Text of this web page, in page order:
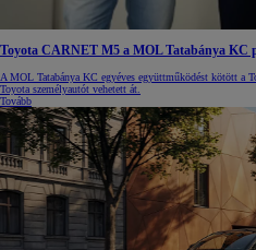
Toyota CARNET M5 a MOL Tatabánya KC
A MOL Tatabánya KC egyéves együttműködést kötött a
Toyota személyautót vehetett át.
Tovább